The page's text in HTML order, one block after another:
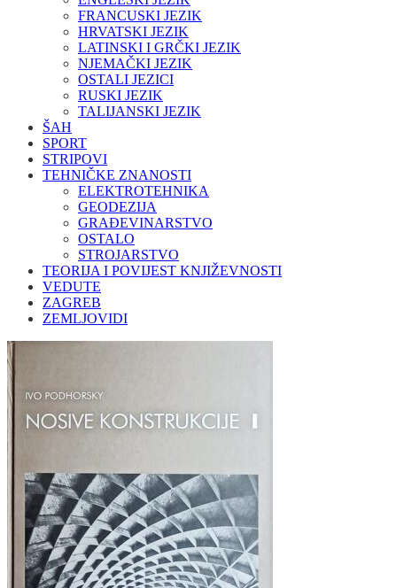
FRANCUSKI JEZIK
HRVATSKI JEZIK
LATINSKI I GRČKI JEZIK
NJEMAČKI JEZIK
OSTALI JEZICI
RUSKI JEZIK
TALIJANSKI JEZIK
ŠAH
SPORT
STRIPOVI
TEHNIČKE ZNANOSTI
ELEKTROTEHNIKA
GEODEZIJA
GRAĐEVINARSTVO
OSTALO
STROJARSTVO
TEORIJA I POVIJEST KNJIŽEVNOSTI
VEDUTE
ZAGREB
ZEMLJOVIDI